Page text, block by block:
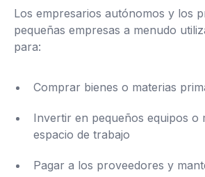
Los empresarios autónomos y los
pequeñas empresas a menudo
para:
Comprar bienes o materias
Invertir en pequeños equipos o
espacio de trabajo
Pagar a los proveedores y